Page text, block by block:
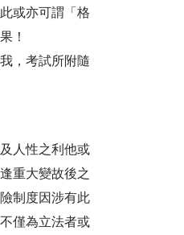
或亦可謂「格
！
，考試所附隨
人性之利他或
重大變故後之
制度因涉有此
僅為立法者或